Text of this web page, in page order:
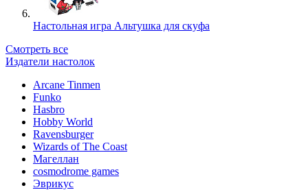
Настольная игра Альтушка для скуфа
Смотреть все
Издатели настолок
Arcane Tinmen
Funko
Hasbro
Hobby World
Ravensburger
Wizards of The Coast
Магеллан
сosmodrome games
Эврикус